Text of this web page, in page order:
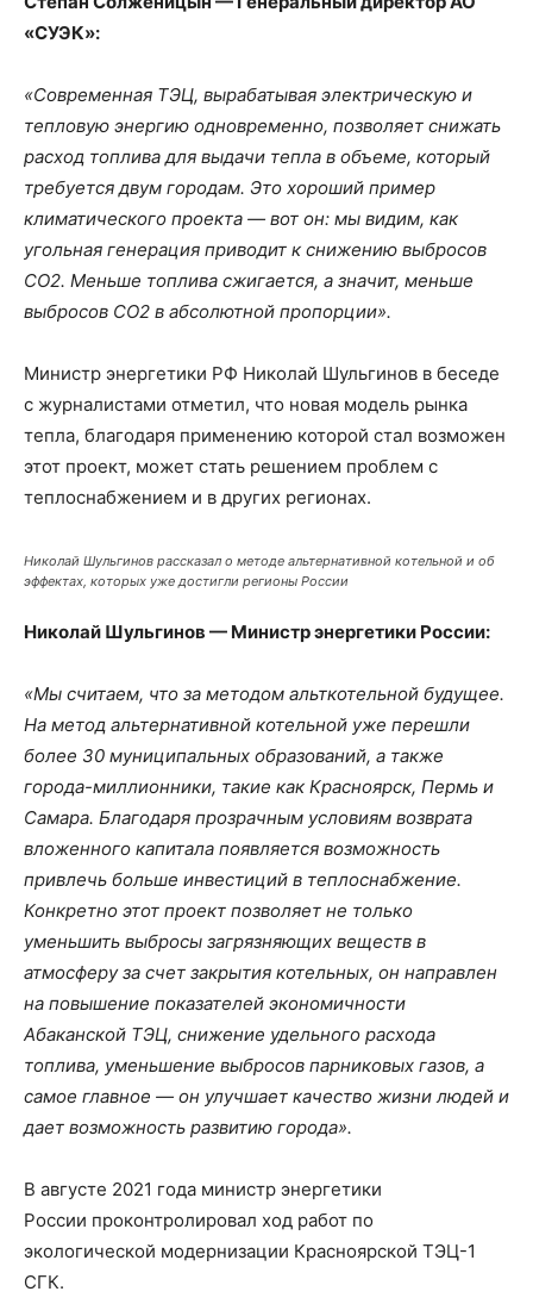
«СУЭК»:
«Современная ТЭЦ, вырабатывая электрическую и
тепловую энергию одновременно, позволяет снижать
расход топлива для выдачи тепла в объеме, который
требуется двум городам. Это хороший пример
климатического проекта — вот он: мы видим, как
угольная генерация приводит к снижению выбросов
СО2. Меньше топлива сжигается, а значит, меньше
выбросов СО2 в абсолютной пропорции».
Министр энергетики РФ Николай Шульгинов в беседе
с журналистами отметил, что новая модель рынка
тепла, благодаря применению которой стал возможен
этот проект, может стать решением проблем с
теплоснабжением и в других регионах.
Николай Шульгинов рассказал о методе альтернативной котельной и об
эффектах, которых уже достигли регионы России
Николай Шульгинов — Министр энергетики России:
«Мы считаем, что за методом альткотельной будущее.
На метод альтернативной котельной уже перешли
более 30 муниципальных образований, а также
города-миллионники, такие как Красноярск, Пермь и
Самара. Благодаря прозрачным условиям возврата
вложенного капитала появляется возможность
привлечь больше инвестиций в теплоснабжение.
Конкретно этот проект позволяет не только
уменьшить выбросы загрязняющих веществ в
атмосферу за счет закрытия котельных, он направлен
на повышение показателей экономичности
Абаканской ТЭЦ, снижение удельного расхода
топлива, уменьшение выбросов парниковых газов, а
самое главное — он улучшает качество жизни людей и
дает возможность развитию города».
В августе 2021 года министр энергетики
России проконтролировал ход работ по
экологической модернизации Красноярской ТЭЦ-1
СГК.